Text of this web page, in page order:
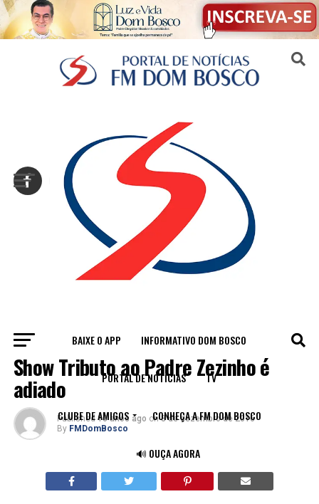
BAIXE O APP INFORMATIVO DOM BOSCO
PORTAL DE NOTÍCIAS TV
CLUBE DE AMIGOS CONHEÇA A FM DOM BOSCO
🔊 OUÇA AGORA
NOTÍCIAS
Show Tributo ao Padre Zezinho é
adiado
Published 10 anos ago on 8 de dezembro de 2016
By FMDomBosco
Sair da versão mobile